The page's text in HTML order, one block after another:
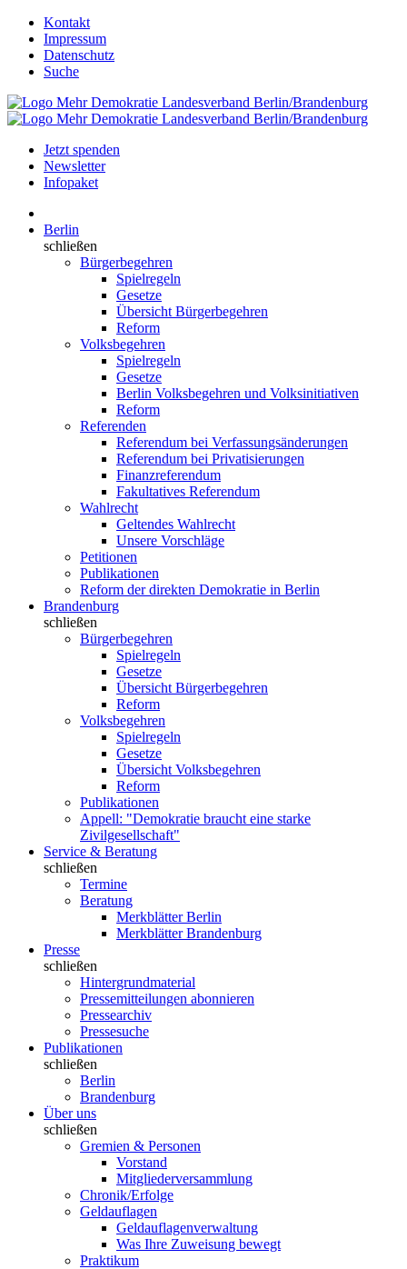
Kontakt
Impressum
Datenschutz
Suche
Jetzt spenden
Newsletter
Infopaket
Berlin
schließen
Bürgerbegehren
Spielregeln
Gesetze
Übersicht Bürgerbegehren
Reform
Volksbegehren
Spielregeln
Gesetze
Berlin Volksbegehren und Volksinitiativen
Reform
Referenden
Referendum bei Verfassungsänderungen
Referendum bei Privatisierungen
Finanzreferendum
Fakultatives Referendum
Wahlrecht
Geltendes Wahlrecht
Unsere Vorschläge
Petitionen
Publikationen
Reform der direkten Demokratie in Berlin
Brandenburg
schließen
Bürgerbegehren
Spielregeln
Gesetze
Übersicht Bürgerbegehren
Reform
Volksbegehren
Spielregeln
Gesetze
Übersicht Volksbegehren
Reform
Publikationen
Appell: "Demokratie braucht eine starke
Zivilgesellschaft"
Service & Beratung
schließen
Termine
Beratung
Merkblätter Berlin
Merkblätter Brandenburg
Presse
schließen
Hintergrundmaterial
Pressemitteilungen abonnieren
Pressearchiv
Pressesuche
Publikationen
schließen
Berlin
Brandenburg
Über uns
schließen
Gremien & Personen
Vorstand
Mitgliederversammlung
Chronik/Erfolge
Geldauflagen
Geldauflagenverwaltung
Was Ihre Zuweisung bewegt
Praktikum